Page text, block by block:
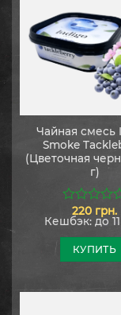
Чайная смесь
Smoke
(Цветочная
г)
из
5
220 грн.
Кешбэк:до
КУПИТЬ